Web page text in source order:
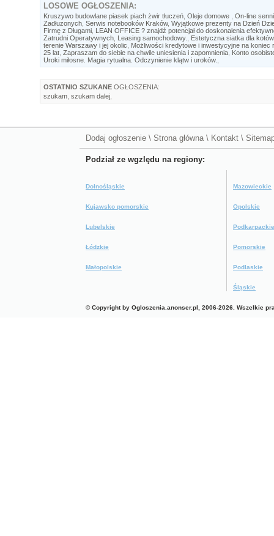
LOSOWE OGŁOSZENIA:
Kruszywo budowlane piasek piach żwir tłuczeń Oleje domowe
On-line
Zadłuzonych Serwis notebooków Kraków, Wyjątkowe prezenty na Dzień
Firmę z Długami LEAN OFFICE ? znajdź potencjał do doskonalenia
Zatrudni Operatywnych Leasing samochodowy.
Estetyczna siatka dla
terenie Warszawy i jej okolic
Możliwości kredytowe i inwestycyjne na koniec
25 lat Zapraszam do siebie na chwile uniesienia i zapomnienia Konto
Uroki miłosne. Magia rytualna. Odczynienie klątw i uroków.
OSTATNIO SZUKANE OGŁOSZENIA:
szukam szukam dalej
Dodaj ogłoszenie \ Strona główna \ Kontakt \
Podział ze wgzlędu na regiony:
Dolnośląskie
Kujawsko pomorskie
Lubelskie
Łódzkie
Małopolskie
Mazowieckie
Opolskie
Podkarpackie
Pomorskie
Podlaskie
Śląskie
© Copyright by Ogloszenia.anonser.pl, 2006-2026. Wszelkie